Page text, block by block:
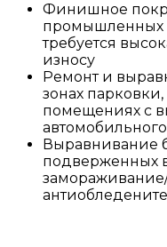
Финишное
промышленных
требуется
износу
Ремонт и
зонах
помещениях с
Выравнивание
подверженных